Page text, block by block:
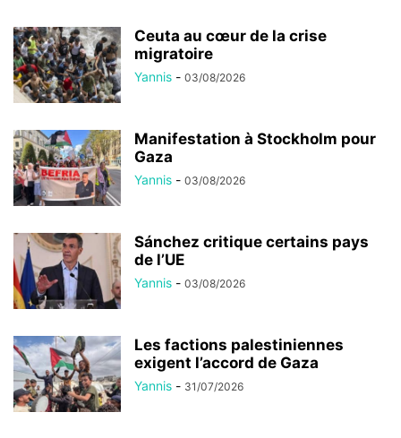
Ceuta au cœur de la crise
migratoire
Yannis - 03/08/2026
Manifestation à Stockholm pour
Gaza
Yannis - 03/08/2026
Sánchez critique certains pays
de l’UE
Yannis - 03/08/2026
Les factions palestiniennes
exigent l’accord de Gaza
Yannis - 31/07/2026